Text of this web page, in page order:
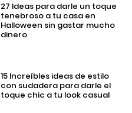
27 Ideas para darle un toque
tenebroso a tu casa en
Halloween sin gastar mucho
dinero
15 Increíbles ideas de estilo
con sudadera para darle el
toque chic a tu look casual